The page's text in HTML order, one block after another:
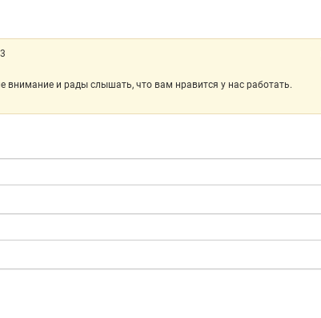
и рады слышать, что вам нравится у нас работать.